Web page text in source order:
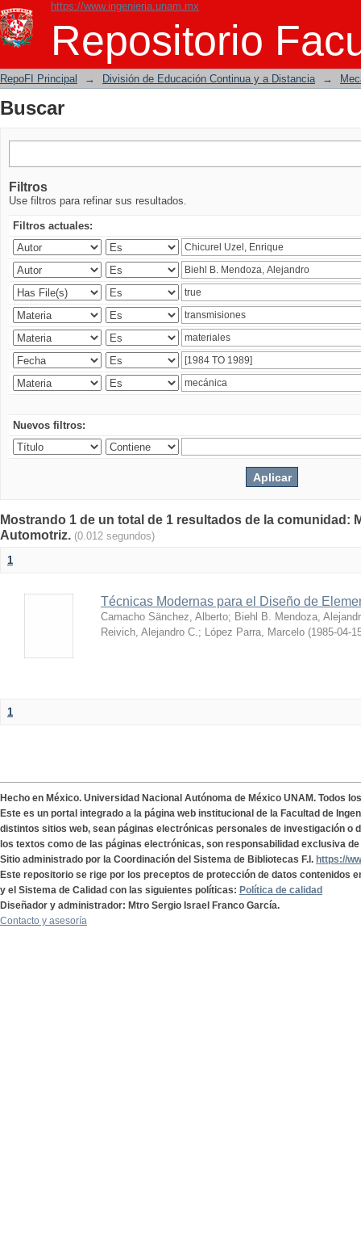
https://www.ingenieria.unam.mx
Repositorio
Buscar
RepoFI Principal → División de Educación Continua y a Distancia →
Buscar
Filtros
Use filtros para refinar sus resultados.
Filtros actuales:
Nuevos filtros:
Mostrando 1 de un total de 1 resultados de la comunidad:
Automotriz. (0.012 segundos)
1
Técnicas Modernas para el Diseño de
Camacho Sänchez, Alberto; Biehl B. Mendoza,
Reivich, Alejandro C.; López Parra, Marcelo (1985-04-
1
Hecho en México. Universidad Nacional Autónoma de México UNAM. Todos
Este es un portal integrado a la página web institucional de la Facultad de
distintos sitios web, sean páginas electrónicas personales de investigación o
los textos como de las páginas electrónicas, son responsabilidad exclusiva
Sitio administrado por la Coordinación del Sistema de Bibliotecas F.I. https://
Este repositorio se rige por los preceptos de protección de datos contenidos
y el Sistema de Calidad con las siguientes políticas: Política de calidad
Diseñador y administrador: Mtro Sergio Israel Franco García.
Contacto y asesoría